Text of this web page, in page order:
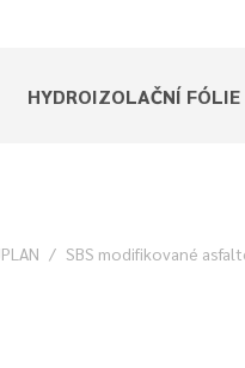
HYDROIZOLAČNÍ FÓLIE
SBS modifikované